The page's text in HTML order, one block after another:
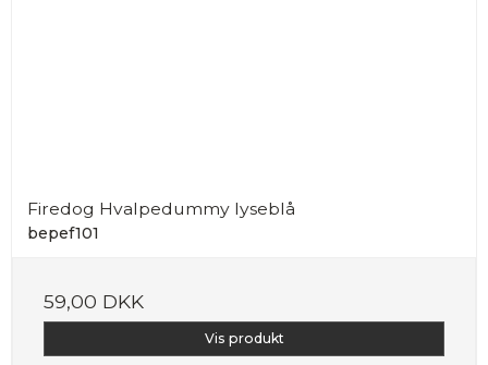
Firedog Hvalpedummy lyseblå
bepef101
59,00 DKK
Vis produkt